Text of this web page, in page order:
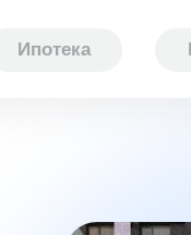
Ипотека